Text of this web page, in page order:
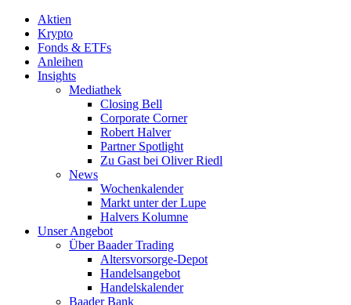
Aktien
Krypto
Fonds & ETFs
Anleihen
Insights
Mediathek
Closing Bell
Corporate Corner
Robert Halver
Partner Spotlight
Zu Gast bei Oliver Riedl
News
Wochenkalender
Markt unter der Lupe
Halvers Kolumne
Unser Angebot
Über Baader Trading
Altersvorsorge-Depot
Handelsangebot
Handelskalender
Baader Bank